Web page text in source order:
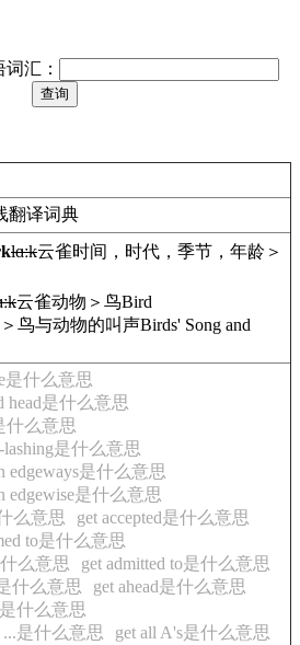
汇：
翻译词典
lɑːk云雀时间，时代，季节，年龄＞
云雀动物＞鸟Bird
鸟与动物的叫声Birds' Song and
是什么意思
head是什么意思
什么意思
lashing是什么意思
edgeways是什么意思
edgewise是什么意思
么意思
get accepted是什么意思
to是什么意思
什么意思
get admitted to是什么意思
什么意思
get ahead是什么意思
什么意思
...是什么意思
get all A's是什么意思